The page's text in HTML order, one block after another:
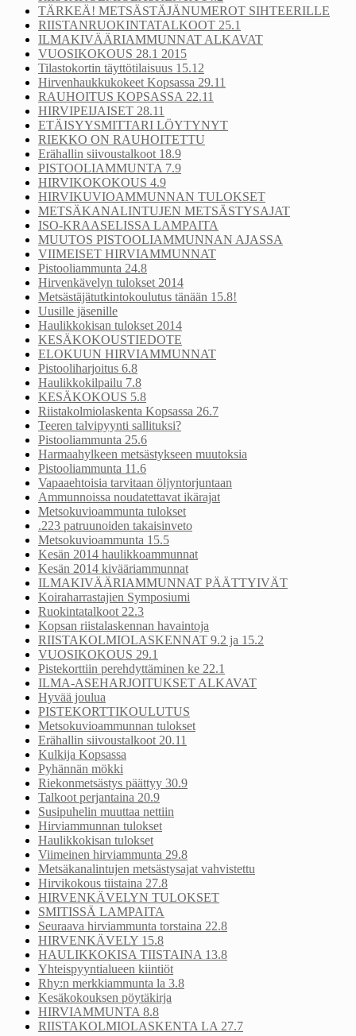
TÄRKEÄ! METSÄSTÄJÄNUMEROT SIHTEERILLE
RIISTANRUOKINTATALKOOT 25.1
ILMAKIVÄÄRIAMMUNNAT ALKAVAT
VUOSIKOKOUS 28.1 2015
Tilastokortin täyttötilaisuus 15.12
Hirvenhaukkukokeet Kopsassa 29.11
RAUHOITUS KOPSASSA 22.11
HIRVIPEIJAISET 28.11
ETÄISYYSMITTARI LÖYTYNYT
RIEKKO ON RAUHOITETTU
Erähallin siivoustalkoot 18.9
PISTOOLIAMMUNTA 7.9
HIRVIKOKOKOUS 4.9
HIRVIKUVIOAMMUNNAN TULOKSET
METSÄKANALINTUJEN METSÄSTYSAJAT
ISO-KRAASELISSA LAMPAITA
MUUTOS PISTOOLIAMMUNNAN AJASSA
VIIMEISET HIRVIAMMUNNAT
Pistooliammunta 24.8
Hirvenkävelyn tulokset 2014
Metsästäjätutkintokoulutus tänään 15.8!
Uusille jäsenille
Haulikkokisan tulokset 2014
KESÄKOKOUSTIEDOTE
ELOKUUN HIRVIAMMUNNAT
Pistooliharjoitus 6.8
Haulikkokilpailu 7.8
KESÄKOKOUS 5.8
Riistakolmiolaskenta Kopsassa 26.7
Teeren talvipyynti sallituksi?
Pistooliammunta 25.6
Harmaahylkeen metsästykseen muutoksia
Pistooliammunta 11.6
Vapaaehtoisia tarvitaan öljyntorjuntaan
Ammunnoissa noudatettavat ikärajat
Metsokuvioammunta tulokset
.223 patruunoiden takaisinveto
Metsokuvioammunta 15.5
Kesän 2014 haulikkoammunnat
Kesän 2014 kivääriammunnat
ILMAKIVÄÄRIAMMUNNAT PÄÄTTYIVÄT
Koiraharrastajien Symposiumi
Ruokintatalkoot 22.3
Kopsan riistalaskennan havaintoja
RIISTAKOLMIOLASKENNAT 9.2 ja 15.2
VUOSIKOKOUS 29.1
Pistekorttiin perehdyttäminen ke 22.1
ILMA-ASEHARJOITUKSET ALKAVAT
Hyvää joulua
PISTEKORTTIKOULUTUS
Metsokuvioammunnan tulokset
Erähallin siivoustalkoot 20.11
Kulkija Kopsassa
Pyhännän mökki
Riekonmetsästys päättyy 30.9
Talkoot perjantaina 20.9
Susipuhelin muuttaa nettiin
Hirviammunnan tulokset
Haulikkokisan tulokset
Viimeinen hirviammunta 29.8
Metsäkanalintujen metsästysajat vahvistettu
Hirvikokous tiistaina 27.8
HIRVENKÄVELYN TULOKSET
SMITISSÄ LAMPAITA
Seuraava hirviammunta torstaina 22.8
HIRVENKÄVELY 15.8
HAULIKKOKISA TIISTAINA 13.8
Yhteispyyntialueen kiintiöt
Rhy:n merkkiammunta la 3.8
Kesäkokouksen pöytäkirja
HIRVIAMMUNTA 8.8
RIISTAKOLMIOLASKENTA LA 27.7